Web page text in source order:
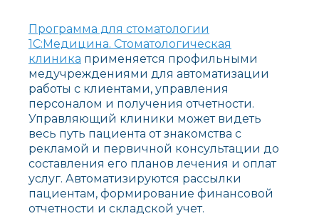
Программа для стоматологии
1С:Медицина. Стоматологическая
клиника применяется профильными
медучреждениями для автоматизации
работы с клиентами, управления
персоналом и получения отчетности.
Управляющий клиники может видеть
весь путь пациента от знакомства с
рекламой и первичной консультации до
составления его планов лечения и оплат
услуг. Автоматизируются рассылки
пациентам, формирование финансовой
отчетности и складской учет.